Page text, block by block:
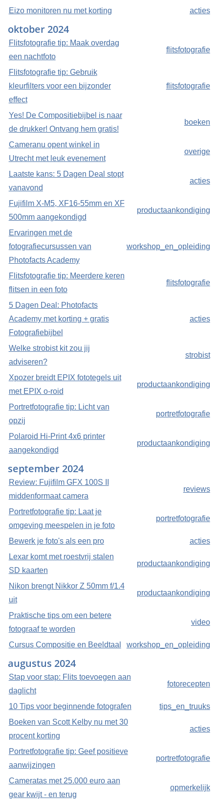
Eizo monitoren nu met korting acties
oktober 2024
Flitsfotografie tip: Maak overdag
een nachtfoto
flitsfotografie
Flitsfotografie tip: Gebruik
kleurfilters voor een bijzonder
effect
flitsfotografie
Yes! De Compositiebijbel is naar
de drukker! Ontvang hem gratis!
boeken
Cameranu opent winkel in
Utrecht met leuk evenement
overige
Laatste kans: 5 Dagen Deal stopt
vanavond
acties
Fujifilm X-M5, XF16-55mm en XF
500mm aangekondigd
productaankondiging
Ervaringen met de
fotografiecursussen van
Photofacts Academy
workshop_en_opleiding
Flitsfotografie tip: Meerdere keren
flitsen in een foto
flitsfotografie
5 Dagen Deal: Photofacts
Academy met korting + gratis
Fotografiebijbel
acties
Welke strobist kit zou jij
adviseren?
strobist
Xpozer breidt EPIX fototegels uit
met EPIX o-roid
productaankondiging
Portretfotografie tip: Licht van
opzij
portretfotografie
Polaroid Hi-Print 4x6 printer
aangekondigd
productaankondiging
september 2024
Review: Fujifilm GFX 100S II
middenformaat camera
reviews
Portretfotografie tip: Laat je
omgeving meespelen in je foto
portretfotografie
Bewerk je foto's als een pro
acties
Lexar komt met roestvrij stalen
SD kaarten
productaankondiging
Nikon brengt Nikkor Z 50mm f/1.4
uit
productaankondiging
Praktische tips om een betere
fotograaf te worden
video
Cursus Compositie en Beeldtaal workshop_en_opleiding
augustus 2024
Stap voor stap: Flits toevoegen aan
daglicht
fotorecepten
10 Tips voor beginnende fotografen
tips_en_truuks
Boeken van Scott Kelby nu met 30
procent korting
acties
Portretfotografie tip: Geef positieve
aanwijzingen
portretfotografie
Cameratas met 25.000 euro aan
gear kwijt - en terug
opmerkelijk